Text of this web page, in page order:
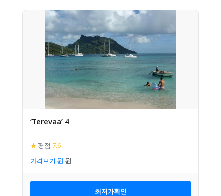
‘Terevaa’ 4
★ 평점 7.6
가격보기
최저가확인